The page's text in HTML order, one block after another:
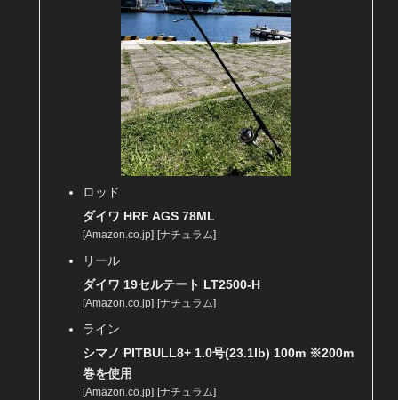
ロッド
ダイワ HRF AGS 78ML
[Amazon.co.jp] [ナチュラム]
リール
ダイワ 19セルテート LT2500-H
[Amazon.co.jp] [ナチュラム]
ライン
シマノ PITBULL8+ 1.0号(23.1lb) 100m ※200m
巻を使用
[Amazon.co.jp] [ナチュラム]